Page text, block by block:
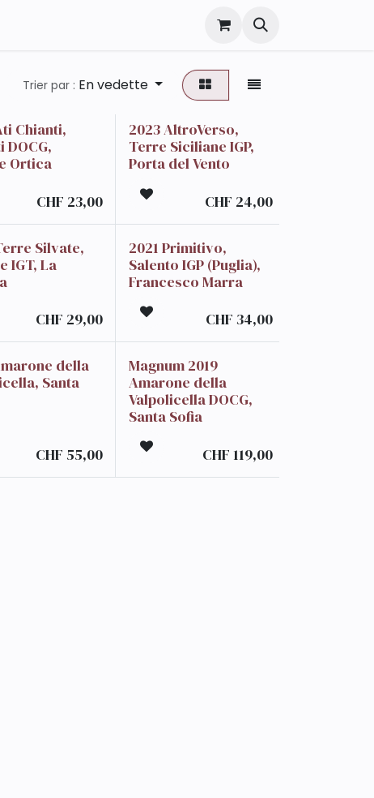
Trier par : En vedette
Chianti,
DOCG,
Ortica
CHF 23,00
2023 AltroVerso,
Terre Siciliane IGP,
Porta del Vento
CHF 24,00
Silvate,
IGT, La
CHF 29,00
2021 Primitivo,
Salento IGP (Puglia),
Francesco Marra
CHF 34,00
della
Santa
CHF 55,00
Magnum 2019
Amarone della
Valpolicella DOCG,
Santa Sofia
CHF 119,00